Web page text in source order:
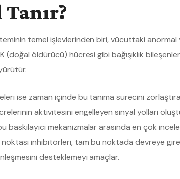
Tanır?
temel işlevlerinden biri, vücuttaki anormal
(doğal öldürücü) hücresi gibi bağışıklık
ise zaman içinde bu tanıma sürecini
aktivitesini engelleyen sinyal yolları
baskılayıcı mekanizmalar arasında en çok
inhibitörleri, tam bu noktada devreye girer
desteklemeyi amaçlar.